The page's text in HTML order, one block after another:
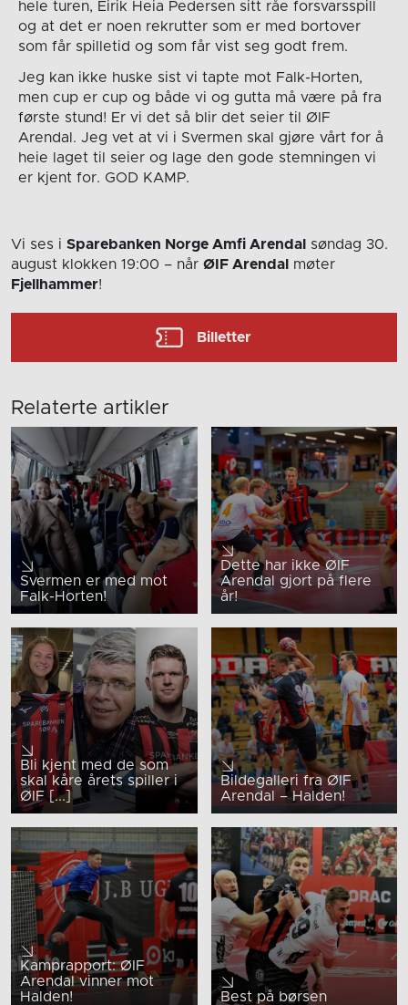
hele turen, Eirik Heia Pedersen sitt råe forsvarsspill
og at det er noen rekrutter som er med bortover
som får spilletid og som får vist seg godt frem.
Jeg kan ikke huske sist vi tapte mot Falk-Horten,
men cup er cup og både vi og gutta må være på fra
første stund! Er vi det så blir det seier til ØIF
Arendal. Jeg vet at vi i Svermen skal gjøre vårt for å
heie laget til seier og lage den gode stemningen vi
er kjent for. GOD KAMP.
Vi ses i Sparebanken Norge Amfi Arendal
søndag 30.
august klokken 19:00 – når ØIF Arendal
møter
Fjellhammer!
Billetter
Relaterte artikler
Svermen er med mot
Falk-Horten!
Dette har ikke ØIF
Arendal gjort på flere
år!
Bli kjent med de som
skal kåre årets spiller i
ØIF [...]
Bildegalleri fra ØIF
Arendal – Halden!
Kamprapport: ØIF
Arendal vinner mot
Halden!
Best på børsen